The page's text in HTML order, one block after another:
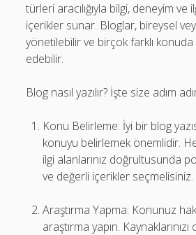
Sayfa Listesi
Tiktok Yorum Yükseltme Hilesi Bedava
türleri aracılığıyla bilgi, deneyim ve
içerikler sunar. Bloglar, bireysel
yönetilebilir ve birçok farklı
edebilir.
Blog nasıl yazılır? İşte size adım
Konu Belirleme: İyi bir blog
konuyu belirlemek önemlidir.
ilgi alanlarınız doğrultusunda
ve değerli içerikler seçmelisiniz.
Araştırma Yapma: Konunuz
araştırma yapın.